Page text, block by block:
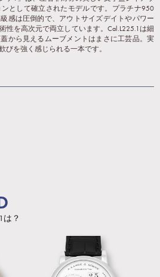
として確立されたモデルです。プラチナ950
感は圧倒的で、アウトサイズデイトやパワー
性を高次元で両立しています。Cal.L225.1は細
から見えるムーブメントはまさに工芸品。実
びを強く感じられる一本です。
は？